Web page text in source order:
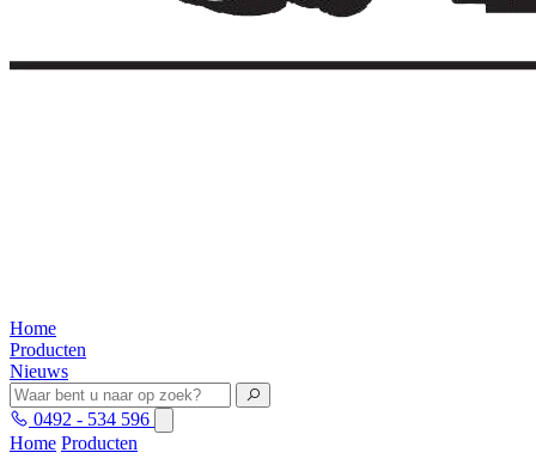
Home
Producten
Nieuws
0492 - 534 596
Home Producten